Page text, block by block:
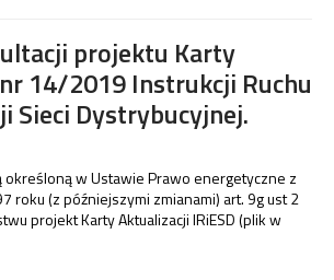
projektu Karty
14/2019 Instrukcji Ruchu
Sieci Dystrybucyjnej.
w Ustawie Prawo energetyczne z
roku (z późniejszymi zmianami) art. 9g ust 2
projekt Karty Aktualizacji IRiESD (plik w